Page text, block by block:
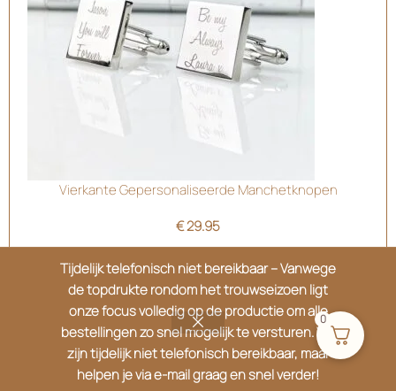
Tijdelijk telefonisch niet bereikbaar – Vanwege
de topdrukte rondom het trouwseizoen ligt
onze focus volledig op de productie om alle
bestellingen zo snel mogelijk te versturen. We
zijn tijdelijk niet telefonisch bereikbaar, maar
helpen je via e-mail graag en snel verder!
Vierkante Gepersonaliseerde Manchetknopen
€29.95
0